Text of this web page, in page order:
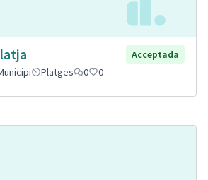
Acceptada
Platges 0 0